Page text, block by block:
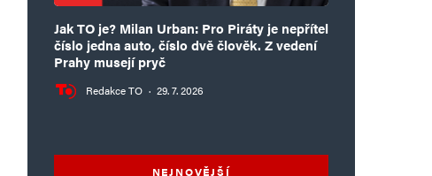
Jak TO je? Milan Urban: Pro Piráty je nepřítel
číslo jedna auto, číslo dvě člověk. Z vedení
Prahy musejí pryč
Redakce TO · 29. 7. 2026
NEJNOVĚJŠÍ